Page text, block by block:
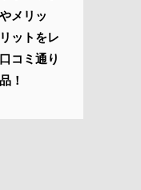
メリッ
ットをレ
コミ通り
！